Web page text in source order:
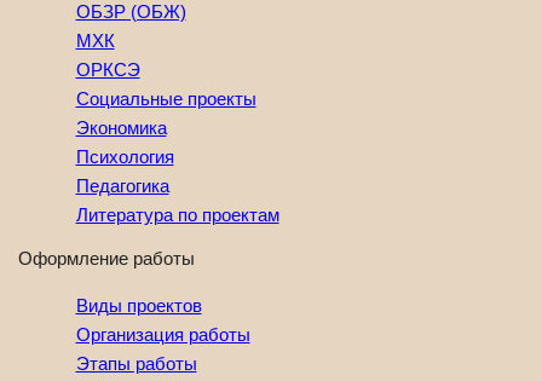
ОБЗР (ОБЖ)
МХК
ОРКСЭ
Социальные проекты
Экономика
Психология
Педагогика
Литература по проектам
Оформление работы
Виды проектов
Организация работы
Этапы работы